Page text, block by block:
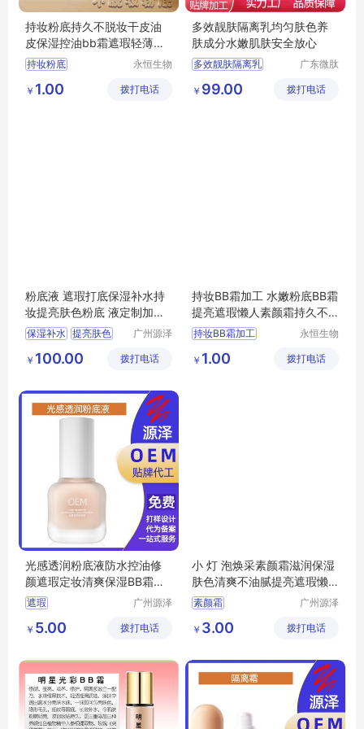
持妆粉底持久不脱妆干皮油
皮保湿控油bb霜遮瑕轻薄自
然裸妆粉底液
持妆粉底
干皮油皮保湿控油bb霜
永恒生物
（广州）
￥ 1.00 拨打电话
多效靓肤隔离乳均匀肤色养
肤成分水嫩肌肤安全放心
多效靓肤隔离乳
美白多效靓肤隔离乳
广东微肽
有限公司
￥ 99.00 拨打电话
粉底液 遮瑕打底保湿补水持
妆提亮肤色粉底 液定制加工
OEM贴牌
保湿补水 提亮肤色
广州源泽
公司
￥ 100.00 拨打电话
持妆BB霜加工 水嫩粉底BB霜
提亮遮瑕懒人素颜霜持久不
脱妆肤贴持底液
持妆BB霜加工
提亮遮瑕懒人素颜霜oem
永恒生物
（广州）
￥ 1.00 拨打电话
光感透润粉底液防水控油修
颜遮瑕定妆清爽保湿BB霜彩
妆oem定制
遮瑕
广州源泽
公司
￥ 5.00 拨打电话
小 灯 泡焕采素颜霜滋润保湿
肤色清爽不油腻提亮遮瑕懒
人面霜
素颜霜
广州源泽
公司
￥ 3.00 拨打电话